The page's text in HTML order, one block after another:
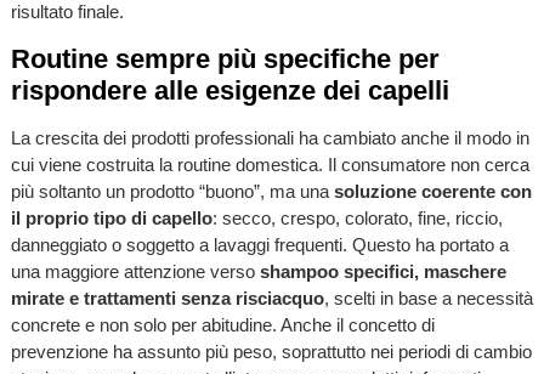
risultato finale.
Routine sempre più specifiche per
rispondere alle esigenze dei capelli
La crescita dei prodotti professionali ha cambiato anche il modo in
cui viene costruita la routine domestica. Il consumatore non cerca
più soltanto un prodotto “buono”, ma una soluzione coerente con
il proprio tipo di capello: secco, crespo, colorato, fine, riccio,
danneggiato o soggetto a lavaggi frequenti. Questo ha portato a
una maggiore attenzione verso shampoo specifici, maschere
mirate e trattamenti senza risciacquo, scelti in base a necessità
concrete e non solo per abitudine. Anche il concetto di
prevenzione ha assunto più peso, soprattutto nei periodi di cambio